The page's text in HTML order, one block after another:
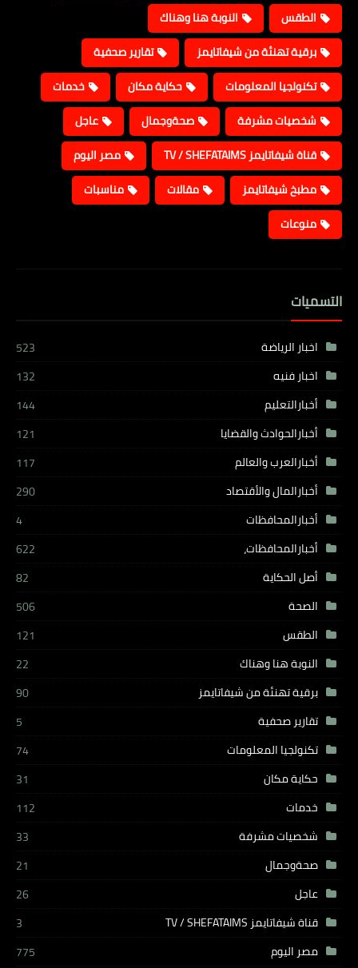
الطقس
النوبة هنا وهناك
برقية تهنئة من شيفاتايمز
تقارير صحفية
تكنولجيا المعلومات
حكاية مكان
خدمات
شخصيات مشرفة
صحةوجمال
عاجل
قناة شيفاتايمز TV / SHEFATAIMS
مصر اليوم
مطبخ شيفاتايمز
مقالات
مناسبات
منوعات
التسميات
اخبار الرياضة
523
اخبار فنيه
132
أخبارالتعليم
144
أخبارالحوادث والقضايا
121
أخبارالعرب والعالم
117
أخبارالمال والأقتصاد
290
أخبارالمحافظات
4
أخبارالمحافظات،
622
أصل الحكاية
82
الصحة
506
الطقس
121
النوبة هنا وهناك
22
برقية تهنئة من شيفاتايمز
90
تقارير صحفية
5
تكنولجيا المعلومات
74
حكاية مكان
31
خدمات
112
شخصيات مشرفة
33
صحةوجمال
21
عاجل
26
قناة شيفاتايمز TV / SHEFATAIMS
3
مصر اليوم
775